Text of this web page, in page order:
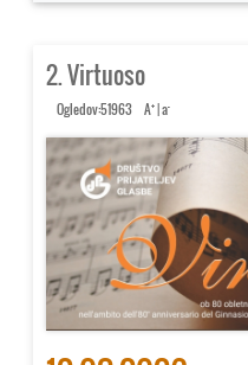
2. Virtuoso
Ogledov:51963A+|a-